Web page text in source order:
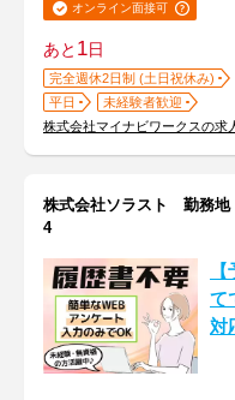
オンライン面接可
あと 1日
完全週休2日制 (土日祝休み)
平日
未経験者歓迎
株式会社マイナビワークスの求
株式会社ソラスト 勤務地
4
て
対